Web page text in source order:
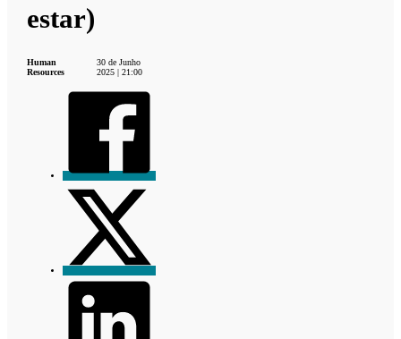
estar)
Human
Resources
30 de Junho
2025 | 21:00